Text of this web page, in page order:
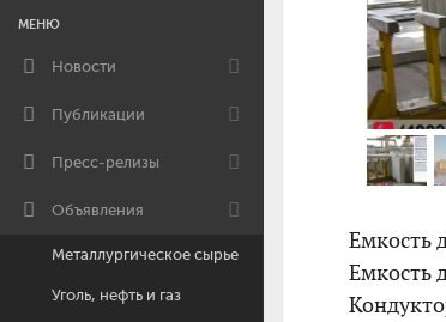
МЕНЮ
Новости
Публикации
Пресс-релизы
Объявления
Металлургическое сырье
Уголь, нефть и газ
Емкость
Емкость